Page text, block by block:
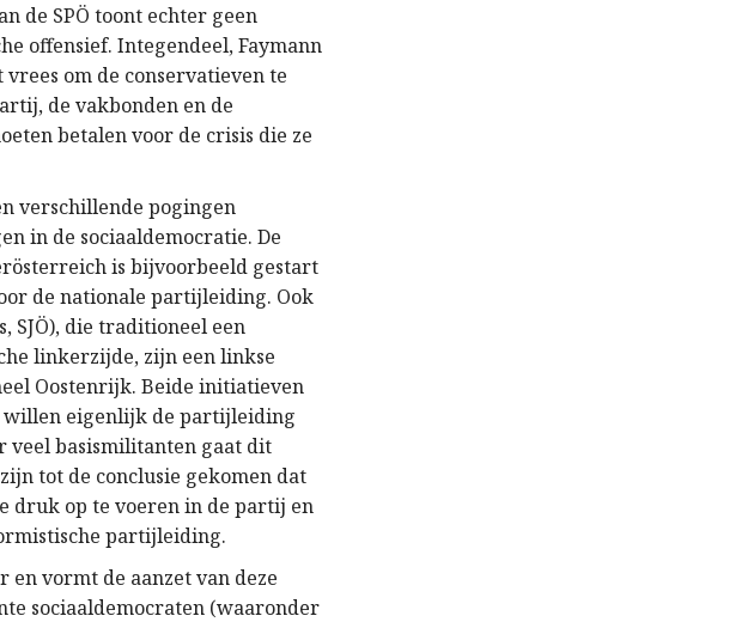
de SPÖ toont echter geen
offensief. Integendeel, Faymann
om de conservatieven te
de vakbonden en de
betalen voor de crisis die ze
verschillende pogingen
in de sociaaldemocratie. De
is bijvoorbeeld gestart
de nationale partijleiding. Ook
SJÖ), die traditioneel een
linkerzijde, zijn een linkse
Oostenrijk. Beide initiatieven
willen eigenlijk de partijleiding
veel basismilitanten gaat dit
tot de conclusie gekomen dat
druk op te voeren in de partij en
partijleiding.
en vormt de aanzet van deze
sociaaldemocraten (waaronder